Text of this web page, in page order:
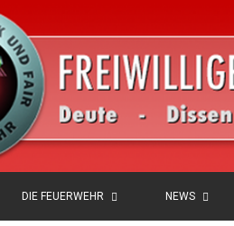
DIE FEUERWEHR NEWS